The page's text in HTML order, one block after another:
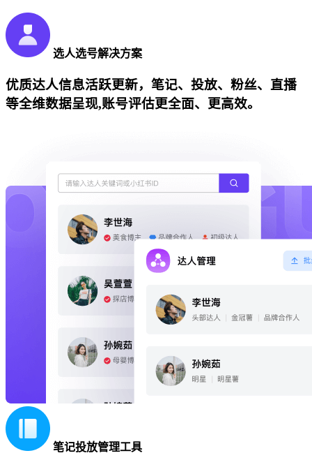
选人选号解决方案
优质达人信息活跃更新，笔记、投放、粉丝、直播
等全维数据呈现,账号评估更全面、更高效。
笔记投放管理工具